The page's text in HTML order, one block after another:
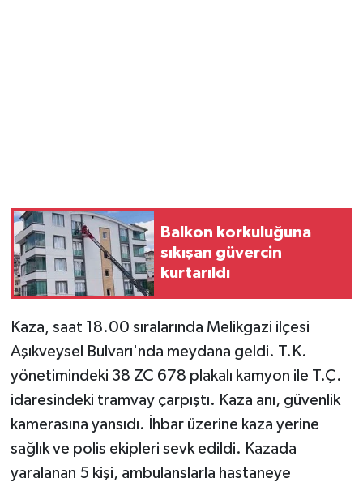
Balkon korkuluğuna
sıkışan güvercin
kurtarıldı
Kaza, saat 18.00 sıralarında Melikgazi ilçesi
Aşıkveysel Bulvarı'nda meydana geldi. T.K.
yönetimindeki 38 ZC 678 plakalı kamyon ile T.Ç.
idaresindeki tramvay çarpıştı. Kaza anı, güvenlik
kamerasına yansıdı. İhbar üzerine kaza yerine
sağlık ve polis ekipleri sevk edildi. Kazada
yaralanan 5 kişi, ambulanslarla hastaneye